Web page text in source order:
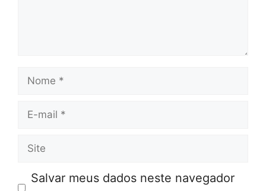
Nome
E-
Site
Salvar meus dados neste navegador